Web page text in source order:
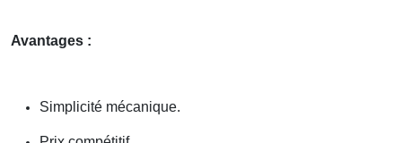
Avantages :
Simplicité mécanique.